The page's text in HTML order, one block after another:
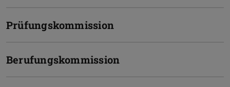
Prüfungskommission
Berufungskommission